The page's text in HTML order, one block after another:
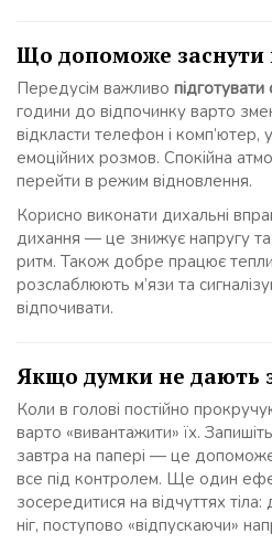
Що допоможе заснути
Передусім важливо
години до відпочинку варто
відкласти телефон і комп’ютер,
емоційних розмов. Спокійна
перейти в режим відновлення.
Корисно виконати дихальні
дихання — це знижує напругу
ритм. Також добре працює
розслаблюють м’язи та
відпочивати.
Якщо думки не дають
Коли в голові постійно
варто «вивантажити» їх.
завтра на папері — це
все під контролем. Ще один
зосередитися на відчуттях тіла:
ніг, поступово «відпускаючи»